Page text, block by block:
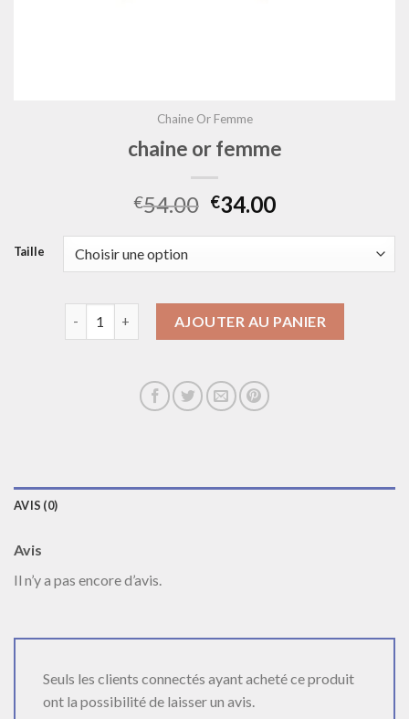
Chaine Or Femme
chaine or femme
€54.00 €34.00
Taille
AJOUTER AU PANIER
AVIS (0)
Avis
Il n’y a pas encore d’avis.
Seuls les clients connectés ayant acheté ce produit
ont la possibilité de laisser un avis.